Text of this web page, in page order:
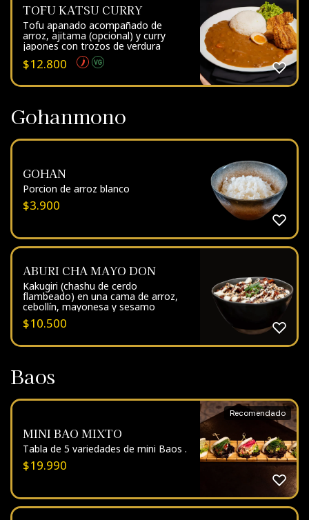
TOFU KATSU CURRY
Tofu apanado acompañado de
arroz, ajitama (opcional) y curry
japones con trozos de verdura
$12.800
Gohanmono
GOHAN
Porcion de arroz blanco
$3.900
ABURI CHA MAYO DON
Kakugiri (chashu de cerdo
flambeado) en una cama de arroz,
cebollín, mayonesa y sesamo
$10.500
Baos
MINI BAO MIXTO
Tabla de 5 variedades de mini Baos .
$19.990
Recomendado